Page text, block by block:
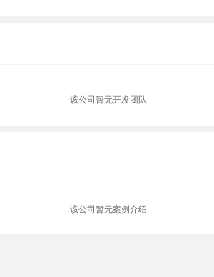
该公司暂无开发团队
该公司暂无案例介绍